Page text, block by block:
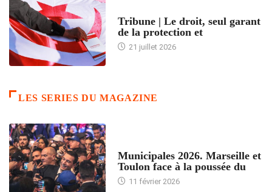
Tribune | Le droit, seul garant
de la protection et
21 juillet 2026
LES SERIES DU MAGAZINE
Municipales 2026. Marseille et
Toulon face à la poussée du
11 février 2026